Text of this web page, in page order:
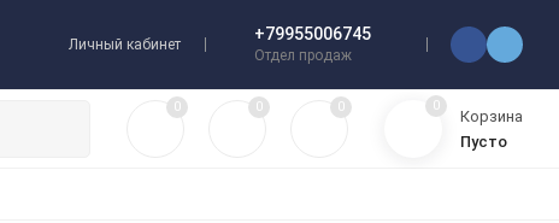
Личный кабинет
+79955006745
Отдел продаж
0 0 0 0
Корзина
Пусто